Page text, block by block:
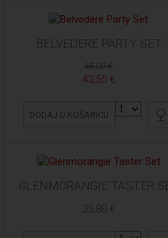
BELVEDERE PARTY SET
48,00 €
42,55 €
DODAJ U KOŠARICU
GLENMORANGIE TASTER
25,80 €